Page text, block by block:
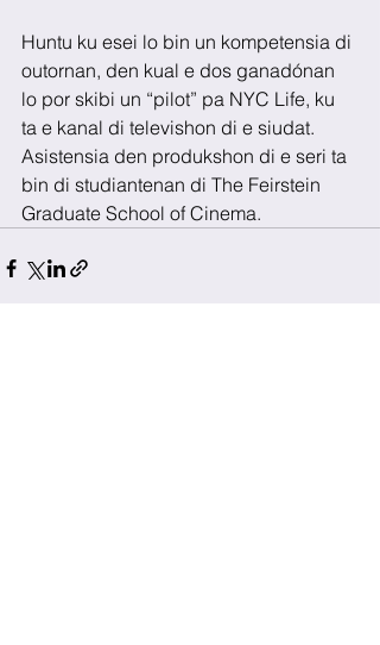
Huntu ku esei lo bin un kompetensia di
outornan, den kual e dos ganadónan
lo por skibi un “pilot” pa NYC Life, ku
ta e kanal di televishon di e siudat.
Asistensia den produkshon di e seri ta
bin di studiantenan di The Feirstein
Graduate School of Cinema.